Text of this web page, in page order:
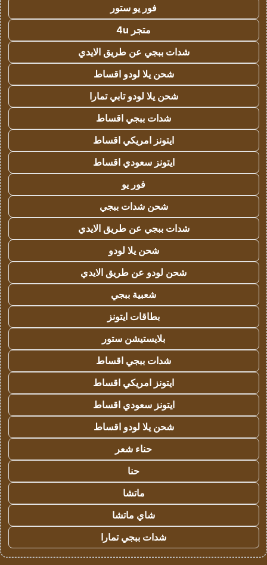
فور يو ستور
متجر 4u
شدات ببجي عن طريق الايدي
شحن يلا لودو اقساط
شحن يلا لودو تابي تمارا
شدات ببجي اقساط
ايتونز امريكي اقساط
ايتونز سعودي اقساط
فور يو
شحن شدات ببجي
شدات ببجي عن طريق الايدي
شحن يلا لودو
شحن لودو عن طريق الايدي
شعبية ببجي
بطاقات ايتونز
بلايستيشن ستور
شدات ببجي اقساط
ايتونز امريكي اقساط
ايتونز سعودي اقساط
شحن يلا لودو اقساط
حناء شعر
حنا
ماتشا
شاي ماتشا
شدات ببجي تمارا